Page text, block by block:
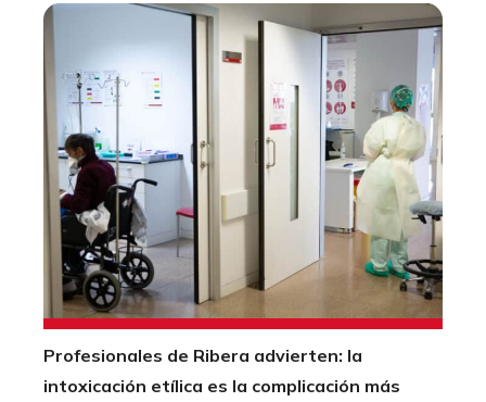
Profesionales de Ribera advierten: la
intoxicación etílica es la complicación más